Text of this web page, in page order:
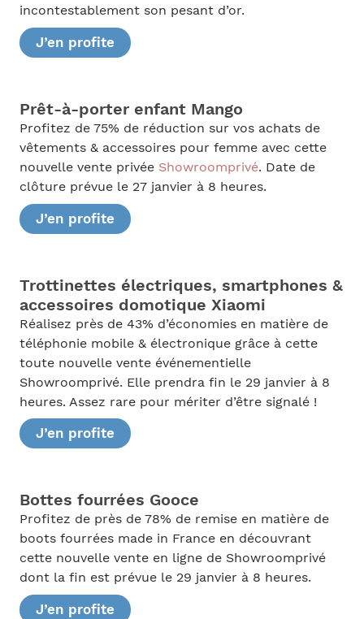
incontestablement son pesant d’or.
J’en profite
Prêt-à-porter enfant Mango
Profitez de 75% de réduction sur vos achats de
vêtements & accessoires pour femme avec cette
nouvelle vente privée Showroomprivé. Date de
clôture prévue le 27 janvier à 8 heures.
J’en profite
Trottinettes électriques, smartphones &
accessoires domotique Xiaomi
Réalisez près de 43% d’économies en matière de
téléphonie mobile & électronique grâce à cette
toute nouvelle vente événementielle
Showroomprivé. Elle prendra fin le 29 janvier à 8
heures. Assez rare pour mériter d’être signalé !
J’en profite
Bottes fourrées Gooce
Profitez de près de 78% de remise en matière de
boots fourrées made in France en découvrant
cette nouvelle vente en ligne de Showroomprivé
dont la fin est prévue le 29 janvier à 8 heures.
J’en profite